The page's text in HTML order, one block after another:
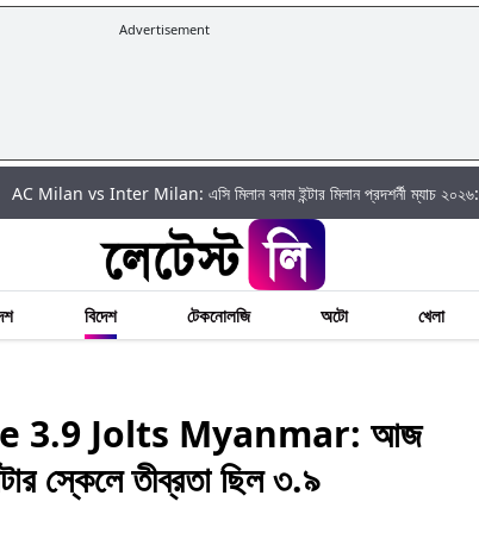
Advertisement
vs Inter Milan: এসি মিলান বনাম ইন্টার মিলান প্রদশর্নী ম্যাচ ২০২৬: কীভাবে
বিদেশ টেকনোলজি অটো খেলা
3.9 Jolts Myanmar: আজ
স্কেলে তীব্রতা ছিল ৩.৯